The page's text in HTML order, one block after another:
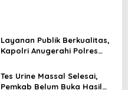
Layanan Publik Berkualitas,
Kapolri Anugerahi Polres
Prima
Tes Urine Massal Selesai,
Pemkab Belum Buka Hasil